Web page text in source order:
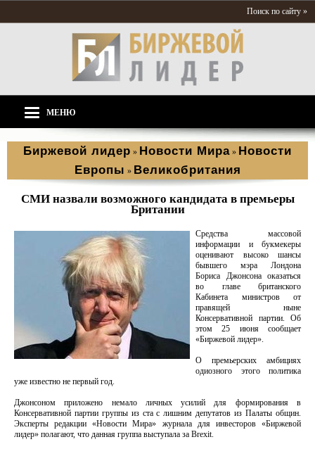
Поиск по сайту »
МЕНЮ
Биржевой лидер » Новости Мира » Новости
Европы » Великобритания
СМИ назвали возможного кандидата в премьеры
Британии
Средства массовой
информации и букмекеры
оценивают высоко шансы
бывшего мэра Лондона
Бориса Джонсона оказаться
во главе британского
Кабинета министров от
правящей ныне
Консервативной партии. Об
этом 25 июня сообщает
«Биржевой лидер».
О премьерских амбициях
одиозного этого политика
уже известно не первый год.
Джонсоном приложено немало личных усилий для формирования в
Консервативной партии группы из ста с лишним депутатов из Палаты общин.
Эксперты редакции «Новости Мира» журнала для инвесторов «Биржевой
лидер» полагают, что данная группа выступала за Brexit.